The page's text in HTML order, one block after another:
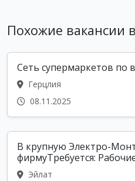
Похожие вакансии
Сеть супермаркетов по
Герцлия
08.11.2025
В крупную Электро-
фирмуТребуется:
Эйлат